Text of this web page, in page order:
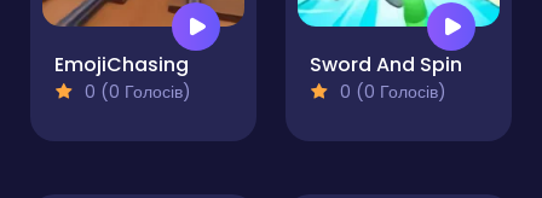
EmojiChasing
0 (0 Голосів)
Sword And Spin
0 (0 Голосів)